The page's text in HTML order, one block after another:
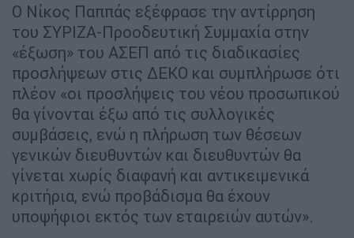
Ο Νίκος Παππάς εξέφρασε την αντίρρηση
του ΣΥΡΙΖΑ-Προοδευτική Συμμαχία στην
«έξωση» του ΑΣΕΠ από τις διαδικασίες
προσλήψεων στις ΔΕΚΟ και συμπλήρωσε ότι
πλέον «οι προσλήψεις του νέου προσωπικού
θα γίνονται έξω από τις συλλογικές
συμβάσεις, ενώ η πλήρωση των θέσεων
γενικών διευθυντών και διευθυντών θα
γίνεται χωρίς διαφανή και αντικειμενικά
κριτήρια, ενώ προβάδισμα θα έχουν
υποψήφιοι εκτός των εταιρειών αυτών».